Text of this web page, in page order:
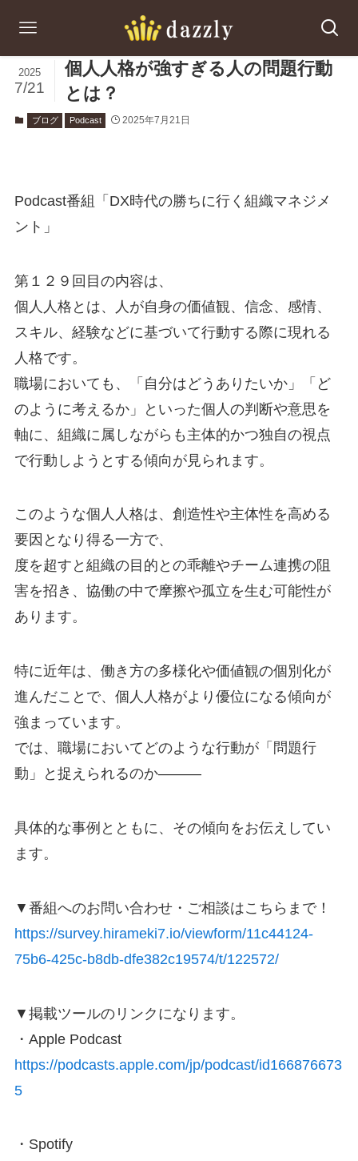
個人人格が強すぎる人の問題行動
とは？
2025
7/21
ブログ Podcast 2025年7月21日
Podcast番組「DX時代の勝ちに行く組織マネジメ
ント」
第１２９回目の内容は、
個人人格とは、人が自身の価値観、信念、感情、
スキル、経験などに基づいて行動する際に現れる
人格です。
職場においても、「自分はどうありたいか」「ど
のように考えるか」といった個人の判断や意思を
軸に、組織に属しながらも主体的かつ独自の視点
で行動しようとする傾向が見られます。
このような個人人格は、創造性や主体性を高める
要因となり得る一方で、
度を超すと組織の目的との乖離やチーム連携の阻
害を招き、協働の中で摩擦や孤立を生む可能性が
あります。
特に近年は、働き方の多様化や価値観の個別化が
進んだことで、個人人格がより優位になる傾向が
強まっています。
では、職場においてどのような行動が「問題行
動」と捉えられるのか―――
具体的な事例とともに、その傾向をお伝えしてい
ます。
▼番組へのお問い合わせ・ご相談はこちらまで！
https://survey.hirameki7.io/viewform/11c44124-
75b6-425c-b8db-dfe382c19574/t/122572/
▼掲載ツールのリンクになります。
・Apple Podcast
https://podcasts.apple.com/jp/podcast/id166876673
5
・Spotify